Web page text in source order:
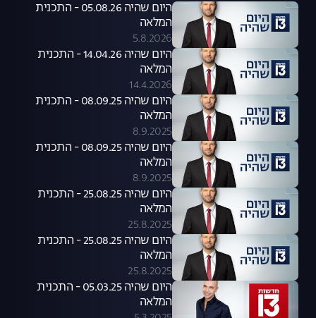
היום שהיה 05.08.26 - התכנית
המלאה
5.8.2026
היום שהיה 14.04.26 - התכנית
המלאה
14.4.2026
היום שהיה 08.09.25 - התכנית
המלאה
8.9.2025
היום שהיה 08.09.25 - התכנית
המלאה
8.9.2025
היום שהיה 25.08.25 - התכנית
המלאה
25.8.2025
היום שהיה 25.08.25 - התכנית
המלאה
25.8.2025
היום שהיה 05.03.25 - התכנית
המלאה